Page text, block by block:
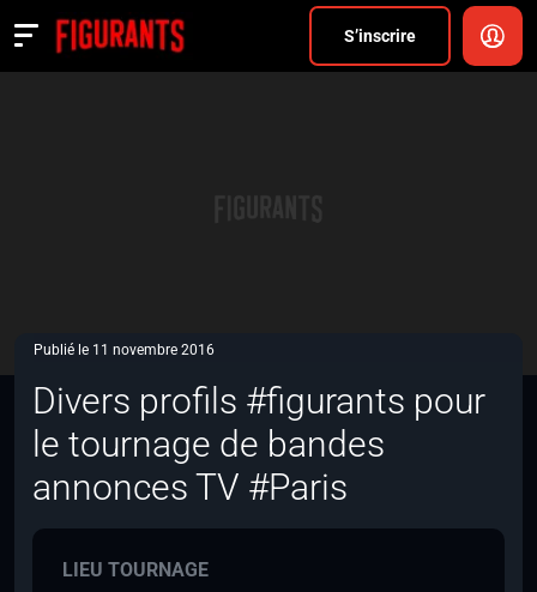
S’inscrire
Actualités
Publié le 11 novembre 2016
Divers profils #figurants pour
le tournage de bandes
annonces TV #Paris
LIEU TOURNAGE